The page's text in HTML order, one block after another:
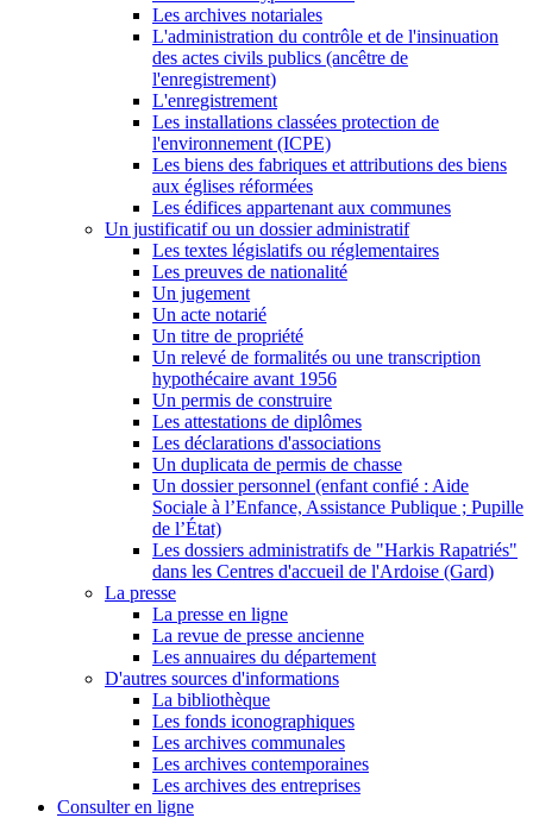
Les archives notariales
L'administration du contrôle et de l'insinuation
des actes civils publics (ancêtre de
l'enregistrement)
L'enregistrement
Les installations classées protection de
l'environnement (ICPE)
Les biens des fabriques et attributions des biens
aux églises réformées
Les édifices appartenant aux communes
Un justificatif ou un dossier administratif
Les textes législatifs ou réglementaires
Les preuves de nationalité
Un jugement
Un acte notarié
Un titre de propriété
Un relevé de formalités ou une transcription
hypothécaire avant 1956
Un permis de construire
Les attestations de diplômes
Les déclarations d'associations
Un duplicata de permis de chasse
Un dossier personnel (enfant confié : Aide
Sociale à l’Enfance, Assistance Publique ; Pupille
de l’État)
Les dossiers administratifs de "Harkis Rapatriés"
dans les Centres d'accueil de l'Ardoise (Gard)
La presse
La presse en ligne
La revue de presse ancienne
Les annuaires du département
D'autres sources d'informations
La bibliothèque
Les fonds iconographiques
Les archives communales
Les archives contemporaines
Les archives des entreprises
Consulter en ligne